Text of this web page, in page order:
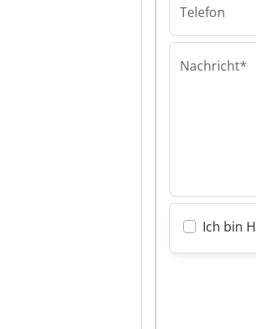
Telefon
Nachricht*
Ich bin